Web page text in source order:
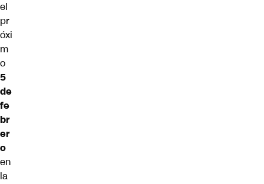
el
pr
óxi
m
o
5
de
fe
br
er
o
en
la